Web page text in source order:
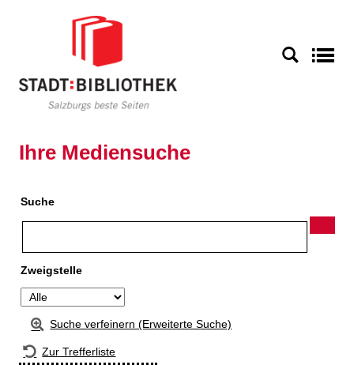
Ihre Mediensuche
Suche
Zweigstelle
Suche verfeinern (Erweiterte Suche)
Zur Trefferliste